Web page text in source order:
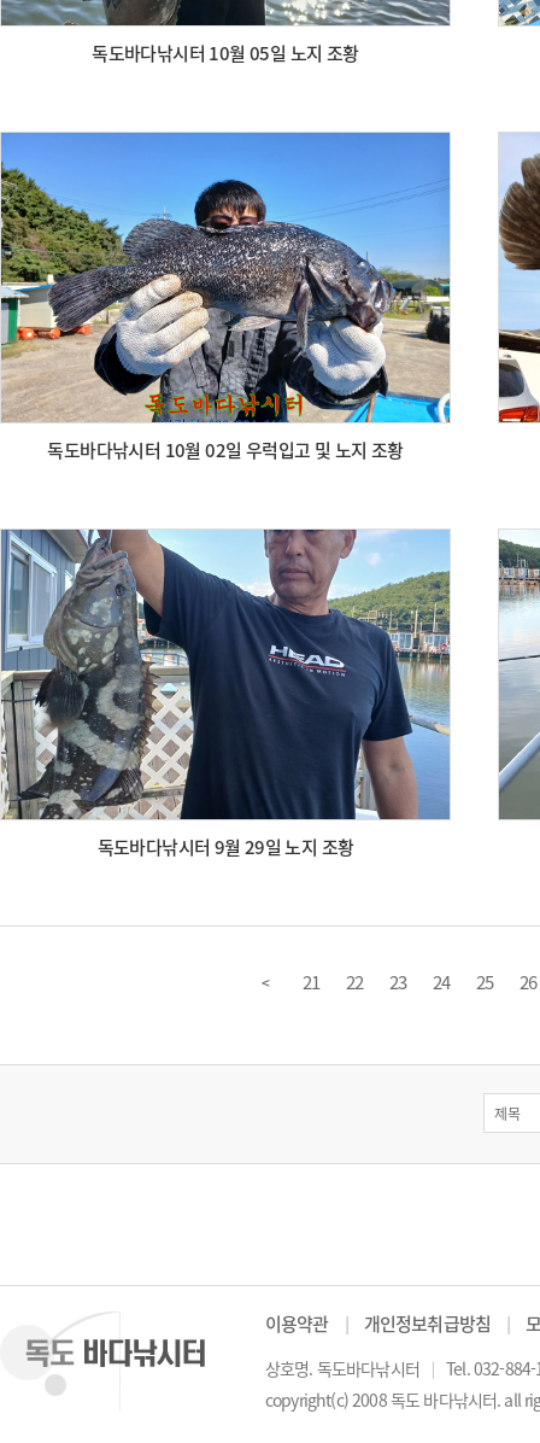
독도바다낚시터 10월 05일 노지 조황
독도바다낚시터 10월 02일 우럭입고 및 노지 조황
독도바다낚시터 9월 29일 노지 조황
< 21 22 23 24 25 26
이용약관 │ 개인정보취급방침 │
상호명. 독도바다낚시터 │ Tel. 032-
copyright(c) 2008 독도 바다낚시터. all